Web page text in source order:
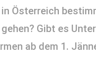
Österreich
Gibt es
ab dem 1.